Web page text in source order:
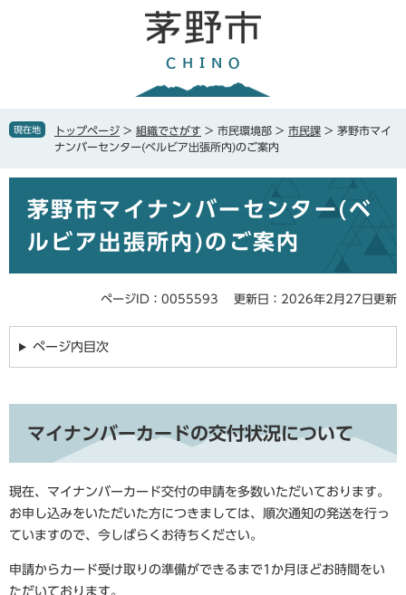
で
ば
本
現在地 トップページ > 組織でさがす > 市民環境部 > 市民課 > 茅野市マイ
ナンバーセンター(ベルビア出張所内)のご案内
茅野市マイナンバーセンター(ベ
ルビア出張所内)のご案内
ページID：0055593 更新日：2026年2月27日更新
ページ内目次
マイナンバーカードの交付状況について
現在、マイナンバーカード交付の申請を多数いただいております。
お申し込みをいただいた方につきましては、順次通知の発送を行っ
ていますので、今しばらくお待ちください。
申請からカード受け取りの準備ができるまで1か月ほどお時間をい
ただいております。